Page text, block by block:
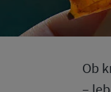
Ob